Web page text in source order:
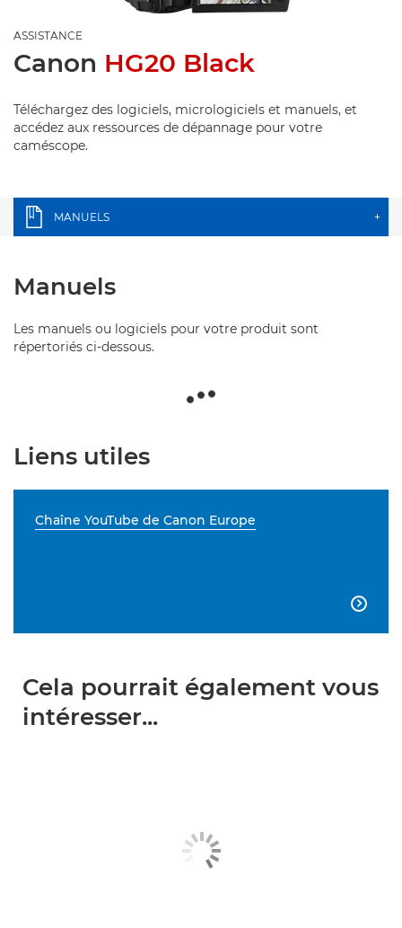
ASSISTANCE
Canon HG20 Black
Téléchargez des logiciels, micrologiciels et manuels, et
accédez aux ressources de dépannage pour votre
caméscope.
MANUELS +
Manuels
Les manuels ou logiciels pour votre produit sont
répertoriés ci-dessous.
Liens utiles
Chaîne YouTube de Canon Europe

Cela pourrait également vous
intéresser...